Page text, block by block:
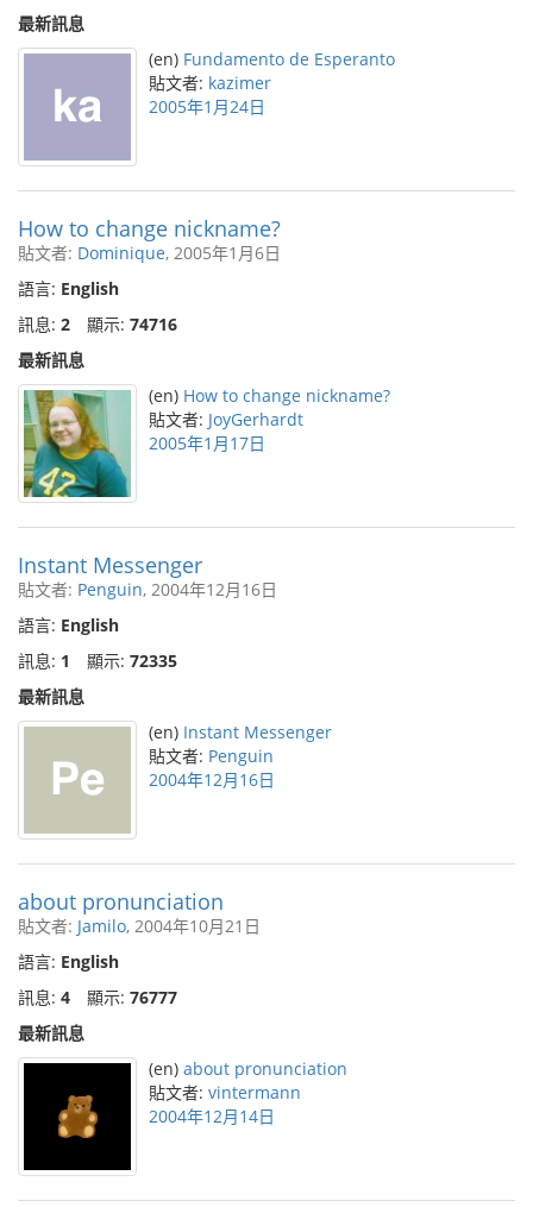
最新訊息
(en) Fundamento de Esperanto
貼文者: kazimer
2005年1月24日
How to change nickname?
貼文者: Dominique, 2005年1月6日
語言: English
訊息: 2 顯示: 74716
最新訊息
(en) How to change nickname?
貼文者: JoyGerhardt
2005年1月17日
Instant Messenger
貼文者: Penguin, 2004年12月16日
語言: English
訊息: 1 顯示: 72335
最新訊息
(en) Instant Messenger
貼文者: Penguin
2004年12月16日
about pronunciation
貼文者: Jamilo, 2004年10月21日
語言: English
訊息: 4 顯示: 76777
最新訊息
(en) about pronunciation
貼文者: vintermann
2004年12月14日